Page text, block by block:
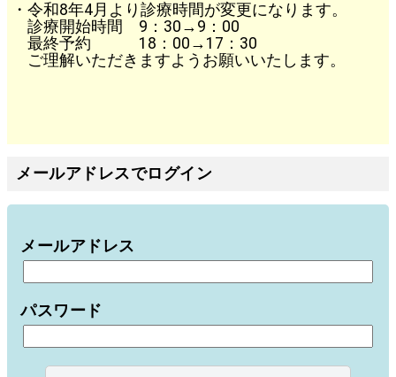
・令和8年4月より診療時間が変更になります。
診療開始時間 9：30→9：00
最終予約 18：00→17：30
ご理解いただきますようお願いいたします。
メールアドレスでログイン
メールアドレス
パスワード